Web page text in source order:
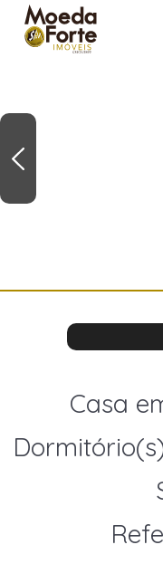
Casa